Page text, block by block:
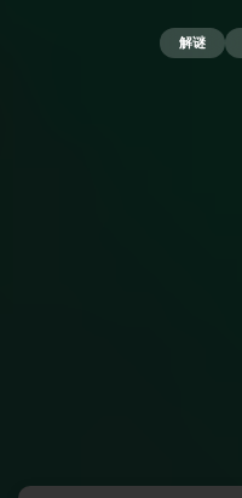
解谜